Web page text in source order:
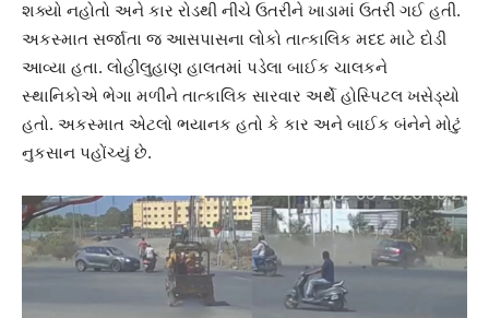
શક્યો નહોતો અને કાર રોડથી નીચે ઉતરીને ખાડામાં ઉતરી ગઈ હતી.
અકસ્માત સર્જાતા જ આસપાસના લોકો તાત્કાલિક મદદ માટે દોડી
આવ્યા હતા. લોહીલુહાણ હાલતમાં પડેલા બાઈક ચાલકને
સ્થાનિકોએ ભેગા મળીને તાત્કાલિક સારવાર અર્થે હોસ્પિટલ ખસેડ્યો
હતો. અકસ્માત એટલો ભયાનક હતો કે કાર અને બાઈક બંનેને મોટું
નુકસાન પહોંચ્યું છે.